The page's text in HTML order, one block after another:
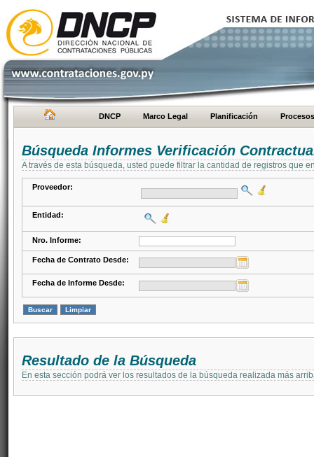
DNCP Marco Legal Planificación Procesos
Búsqueda Informes Verificación
A través de esta búsqueda, usted puede filtrar la cantidad de registros que
Proveedor:
Entidad:
Nro. Informe:
Fecha de Contrato Desde:
Fecha de Informe Desde:
Resultado de la Búsqueda
En esta sección podrá ver los resultados de la búsqueda realizada más